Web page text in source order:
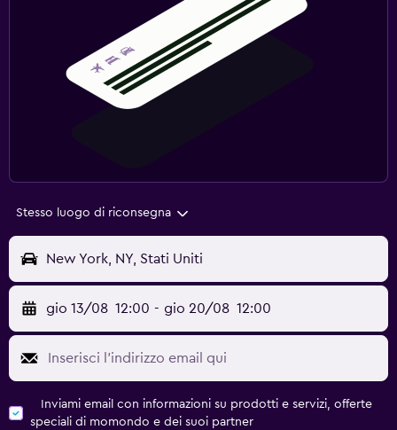
Stesso luogo di riconsegna
New York, NY, Stati Uniti
gio 13/08 12:00 - gio 20/08 12:00
Inviami email con informazioni su prodotti e servizi, offerte
speciali di momondo e dei suoi partner